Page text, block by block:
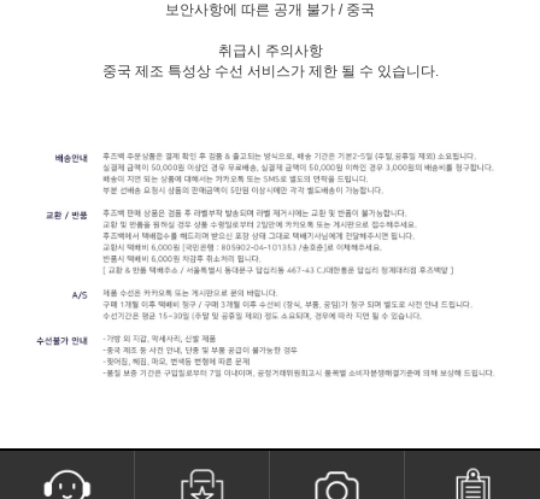
보안사항에 따른 공개 불가 / 중국
취급시 주의사항
중국 제조 특성상 수선 서비스가 제한 될 수 있습니다.